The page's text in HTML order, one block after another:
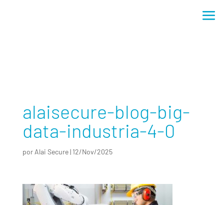
alaisecure-blog-big-
data-industria-4-0
por Alai Secure| 12/Nov/2025